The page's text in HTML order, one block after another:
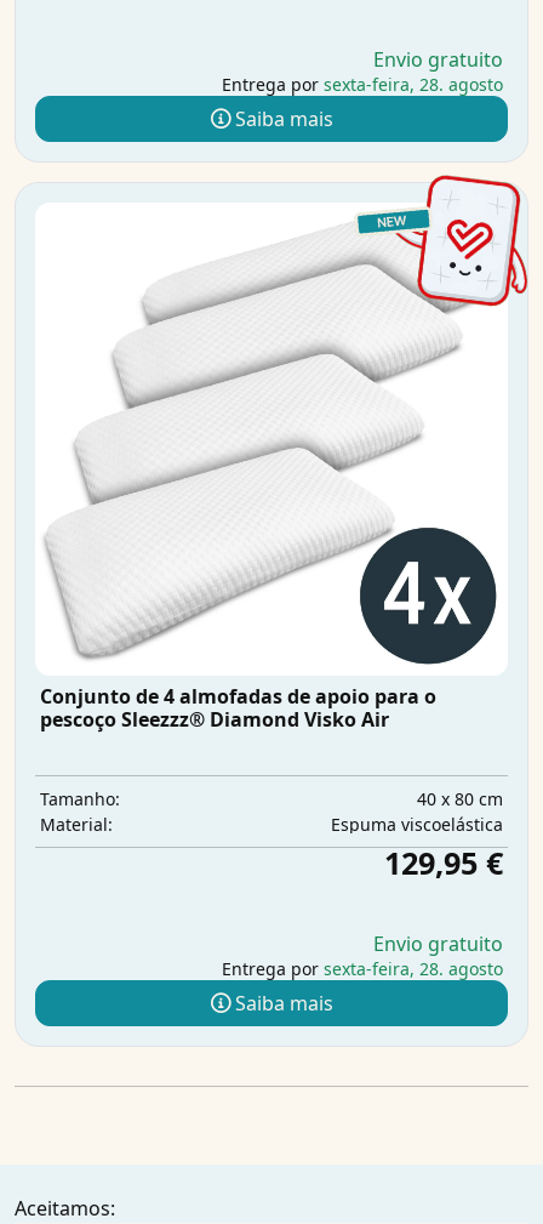
Envio gratuito
Entrega por sexta-feira, 28. agosto
Saiba mais
Conjunto de 4 almofadas de apoio para o
pescoço Sleezzz® Diamond Visko Air
Tamanho:
40 x 80 cm
Material:
Espuma viscoelástica
129,95 €
Envio gratuito
Entrega por sexta-feira, 28. agosto
Saiba mais
Aceitamos: